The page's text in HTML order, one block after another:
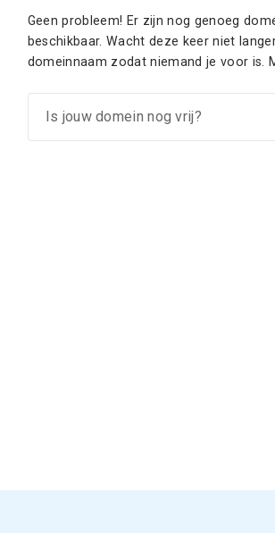
Geen probleem! Er zijn nog genoeg
beschikbaar. Wacht deze keer niet
domeinnaam zodat niemand je voor is.